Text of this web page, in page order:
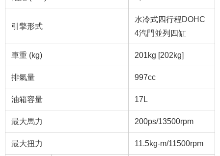
引擎形式
水冷式四行程DOHC
4汽門並列四缸
車重 (kg) 201kg [202kg]
排氣量 997cc
油箱容量 17L
最大馬力 200ps/13500rpm
最大扭力 11.5kg-m/11500rpm